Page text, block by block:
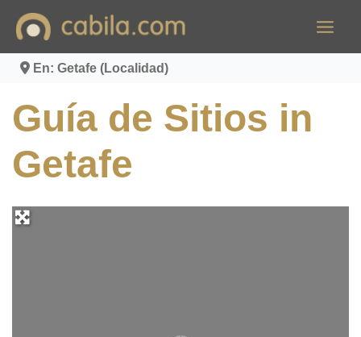
contenido
En: Getafe (Localidad)
Guía de Sitios in
Getafe